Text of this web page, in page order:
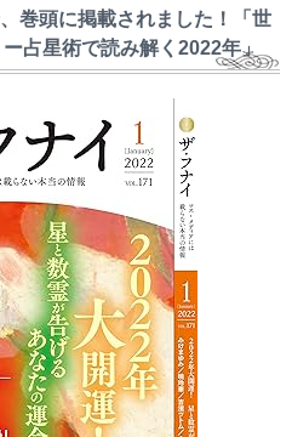
巻頭に掲載されました！「世
占星術で読み解く2022年」